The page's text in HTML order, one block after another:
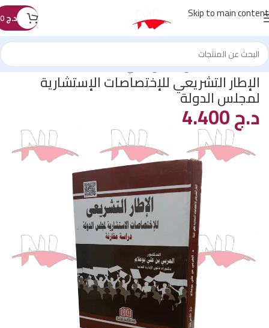
Skip to main content د.ج
الرئيسية/كتب القانون/القانون الدولي
الإطار التشريعي للإختصاصات الإستشارية
لمجلس الدولة
د.ج